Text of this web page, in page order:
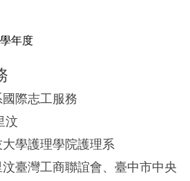
年度
際志工服務
學護理學院護理系
臺灣工商聯誼會、臺中市中央